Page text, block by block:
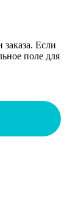
заказа. Если
поле для